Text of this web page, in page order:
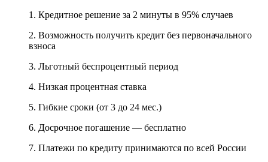
1. Кредитное решение за 2 минуты в 95% случаев
2. Возможность получить кредит без первоначального
взноса
3. Льготный беспроцентный период
4. Низкая процентная ставка
5. Гибкие сроки (от 3 до 24 мес.)
6. Досрочное погашение — бесплатно
7. Платежи по кредиту принимаются по всей России